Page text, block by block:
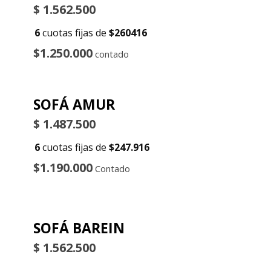
$ 1.562.500
6cuotas fijas de $260416
$1.250.000 contado
SOFÁ AMUR
$ 1.487.500
6cuotas fijas de $247.916
$1.190.000 Contado
SOFÁ BAREIN
$ 1.562.500